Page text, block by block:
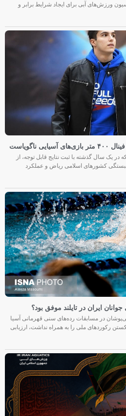
ورزش‌های آبی برای ایجاد شرایط برابر و
یک سال گذشته با ثبت نتایج قابل توجه، از
کشورهای اسلامی ریاض و عملکرد
ایران در تایلند موفق بود؟
در مسابقات رده‌های سنی قهرمانی آسیا
شکستن رکوردهای ملی را به همراه نداشت، ارزیابی